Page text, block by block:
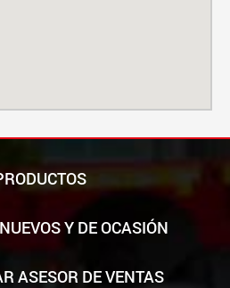
Y DE OCASIÓN
ASESOR DE VENTAS